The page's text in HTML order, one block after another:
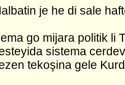
je he di sale
go mijara politik li
sistema
tekoşina gele